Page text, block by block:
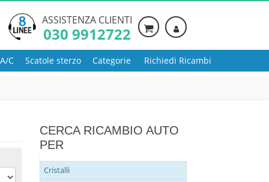
ASSISTENZA CLIENTI
030 9912722
C Scatole sterzo Categorie Richiedi Ricambi
CERCA RICAMBIO AUTO
PER
Cristalli